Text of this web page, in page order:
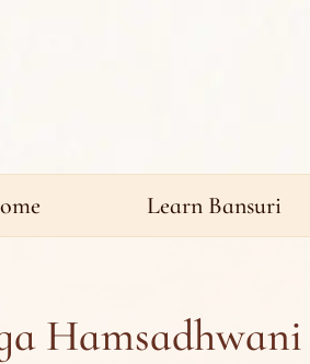
Learn Bansuri